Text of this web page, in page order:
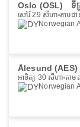
Oslo (OSL) ទី
សៅរ៍ 29 សីហា តាមដា
Norwegian
Ålesund (AES)
អាទិត្យ 30 សីហា តាម
Norwegian